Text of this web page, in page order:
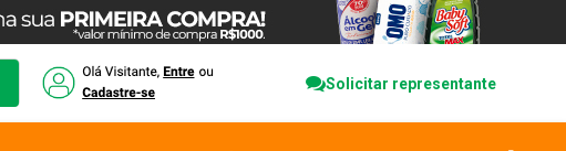
Solicitar representante